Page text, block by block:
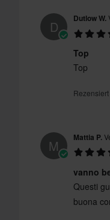
D Dutlow W.
Top
Top
M Mattia P.
vanno
Questi
buona